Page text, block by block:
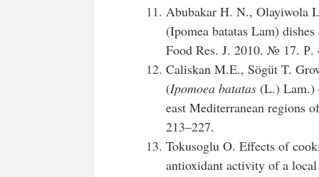
Abubakar H. N., Olayiwola
(Ipomea batatas Lam)
Food Res. J. 2010. № 17. Р.
Caliskan M.E., Sögüt T.
(Ipomoea batatas (L.) Lam.)
east Mediterranean regions
213–227.
Tokusoglu O. Effects of
antioxidant activity of a